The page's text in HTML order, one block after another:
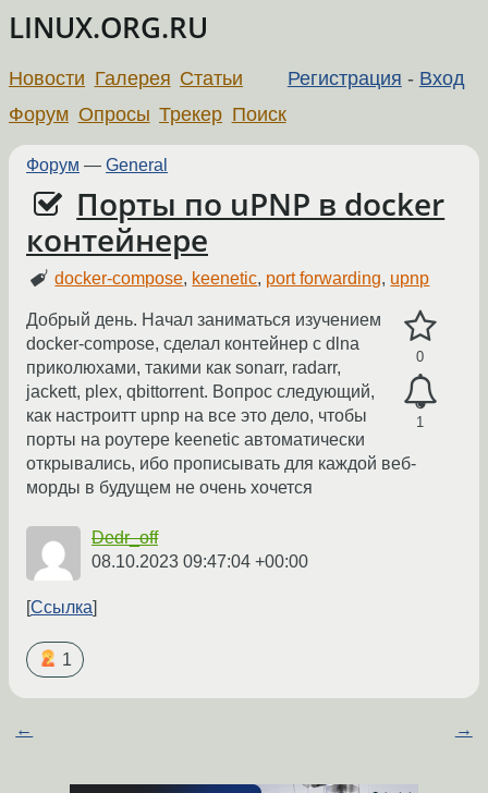
LINUX.ORG.RU
Регистрация - Вход
Новости Галерея Статьи
Форум Опросы Трекер Поиск
Форум — General
Порты по uPNP в docker
контейнере
docker-compose, keenetic, port forwarding, upnp
0
1
Добрый день. Начал заниматься изучением
docker-compose, сделал контейнер с dlna
приколюхами, такими как sonarr, radarr,
jackett, plex, qbittorrent. Вопрос следующий,
как настроитт upnp на все это дело, чтобы
порты на роутере keenetic автоматически
открывались, ибо прописывать для каждой веб-
морды в будущем не очень хочется
Dedr_off
08.10.2023 09:47:04 +00:00
Ссылка
1
← →